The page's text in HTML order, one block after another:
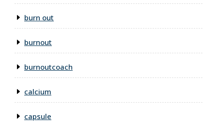
burn out
burnout
burnoutcoach
calcium
capsule